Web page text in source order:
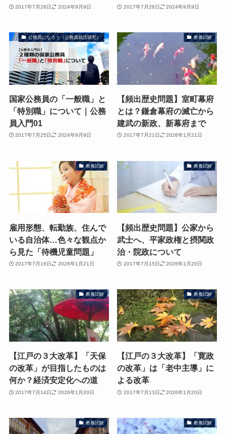
2017年7月28日 2024年9月9日 2017年7月26日 2024年9月9日
公務員になろう（公務員就活研究）
国家公務員の「一般職」と
「特別職」について｜公務
員入門01
2017年7月25日 2024年9月9日
教養試験
【頻出歴史問題】室町幕府
とは？鎌倉幕府の滅亡から
建武の新政、新幕府まで
2017年7月21日 2026年1月21日
教養試験
雇用形態、転勤族、住んで
いる自治体…色々な観点か
ら見た「待機児童問題」
2017年7月16日 2026年1月21日
教養試験
【頻出歴史問題】公家から
武士へ、平家政権と摂関政
治・院政について
2017年7月15日 2026年1月20日
教養試験
【江戸の３大改革】「天保
の改革」が目指したものは
何か？経済安定化への道
2017年7月14日 2026年1月20日
教養試験
【江戸の３大改革】「寛政
の改革」は「老中主導」に
よる改革
2017年7月13日 2026年1月20日
教養試験 教養試験